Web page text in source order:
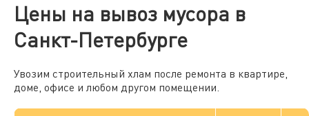
Цены на вывоз мусора в
Санкт-Петербурге
Увозим строительный хлам после ремонта в квартире,
доме, офисе и любом другом помещении.